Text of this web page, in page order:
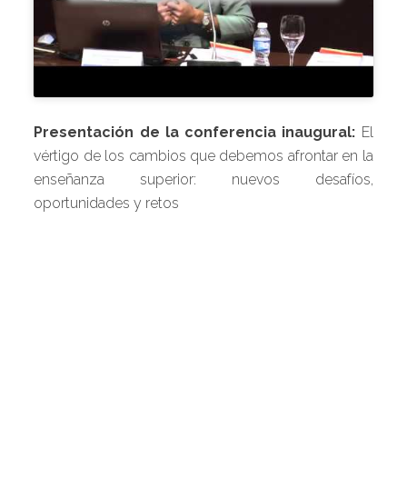
Presentación de la conferencia inaugural: El
vértigo de los cambios que debemos afrontar en la
enseñanza superior: nuevos desafíos,
oportunidades y retos